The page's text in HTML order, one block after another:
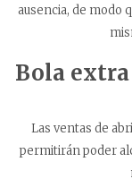
ausencia, de modo
Bola extra
Las ventas de
permitirán poder